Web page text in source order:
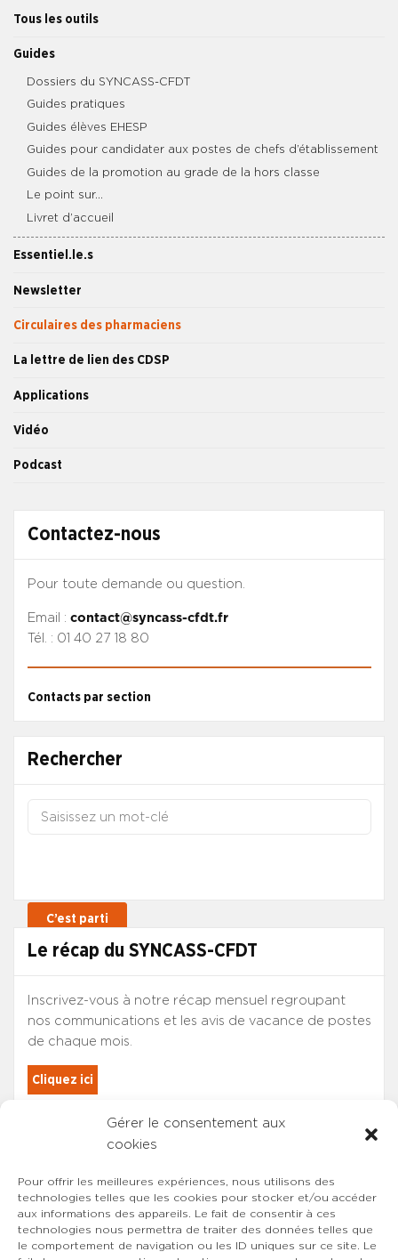
Gérer le consentement aux
cookies
Pour offrir les meilleures expériences, nous utilisons des
technologies telles que les cookies pour stocker et/ou accéder
aux informations des appareils. Le fait de consentir à ces
technologies nous permettra de traiter des données telles que
le comportement de navigation ou les ID uniques sur ce site. Le
Tous les outils
Guides
Dossiers du SYNCASS-CFDT
Guides pratiques
Guides élèves EHESP
Guides pour candidater aux postes de chefs d’établissement
Guides de la promotion au grade de la hors classe
Le point sur…
Livret d’accueil
Essentiel.le.s
Newsletter
Circulaires des pharmaciens
La lettre de lien des CDSP
Applications
Vidéo
Podcast
Contactez-nous
Pour toute demande ou question.
Email : contact@syncass-cfdt.fr
Tél. : 01 40 27 18 80
Contacts par section
Rechercher
Le récap du SYNCASS-CFDT
Inscrivez-vous à notre récap mensuel regroupant
nos communications et les avis de vacance de postes
de chaque mois.
Cliquez ici
Les adhérents du SYNCASS-CFDT
sont automatiquement inscrits.